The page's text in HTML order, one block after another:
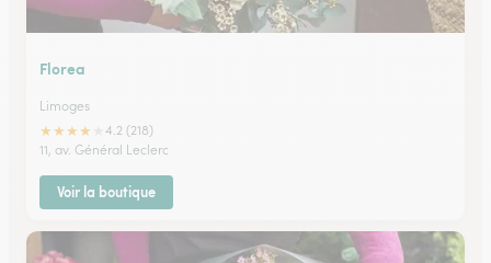
Florea
Limoges
★★★★
4.2 (218)
11, av. Général Leclerc
Voir la boutique